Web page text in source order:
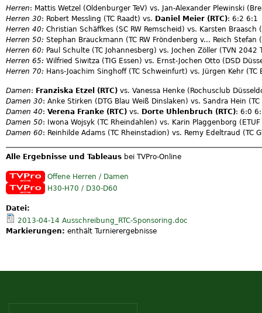
Herren: Mattis Wetzel (Oldenburger TeV) vs. Jan-Alexander Plewinski
Herren 30: Robert Messling (TC Raadt) vs. Daniel Meier (RTC): 6:2 6:1
Herren 40: Christian Schäffkes (SC RW Remscheid) vs. Karsten Braasch
Herren 50: Stephan Brauckmann (TC RW Fröndenberg v... Reich
Herren 60: Paul Schulte (TC Johannesberg) vs. Jochen Zöller (TVN
Herren 65: Wilfried Siwitza (TIG Essen) vs. Ernst-Jochen Otto (DSD
Herren 70: Hans-Joachim Singhoff (TC Schweinfurt) vs. Jürgen Kehr
Damen: Franziska Etzel (RTC) vs. Vanessa Henke (Rochusclub
Damen 30: Anke Stirken (DTG Blau Weiß Dinslaken) vs. Sandra Hein
Damen 40: Verena Franke (RTC) vs. Dorte Uhlenbruch (RTC): 6:0
Damen 50: Iwona Wojsyk (TC Rheindahlen) vs. Karin Plaggenborg
Damen 60: Reinhilde Adams (TC Rheinstadion) vs. Remy Edeltraud (TC
Alle Ergebnisse und Tableaus bei TVPro-Online
Offene Herren / Damen
H30-H70 / D30-D60
Datei:
2013-04-14 Ausschreibung_RTC-Sponsoring.doc
Markierungen: enthält Turnierergebnisse